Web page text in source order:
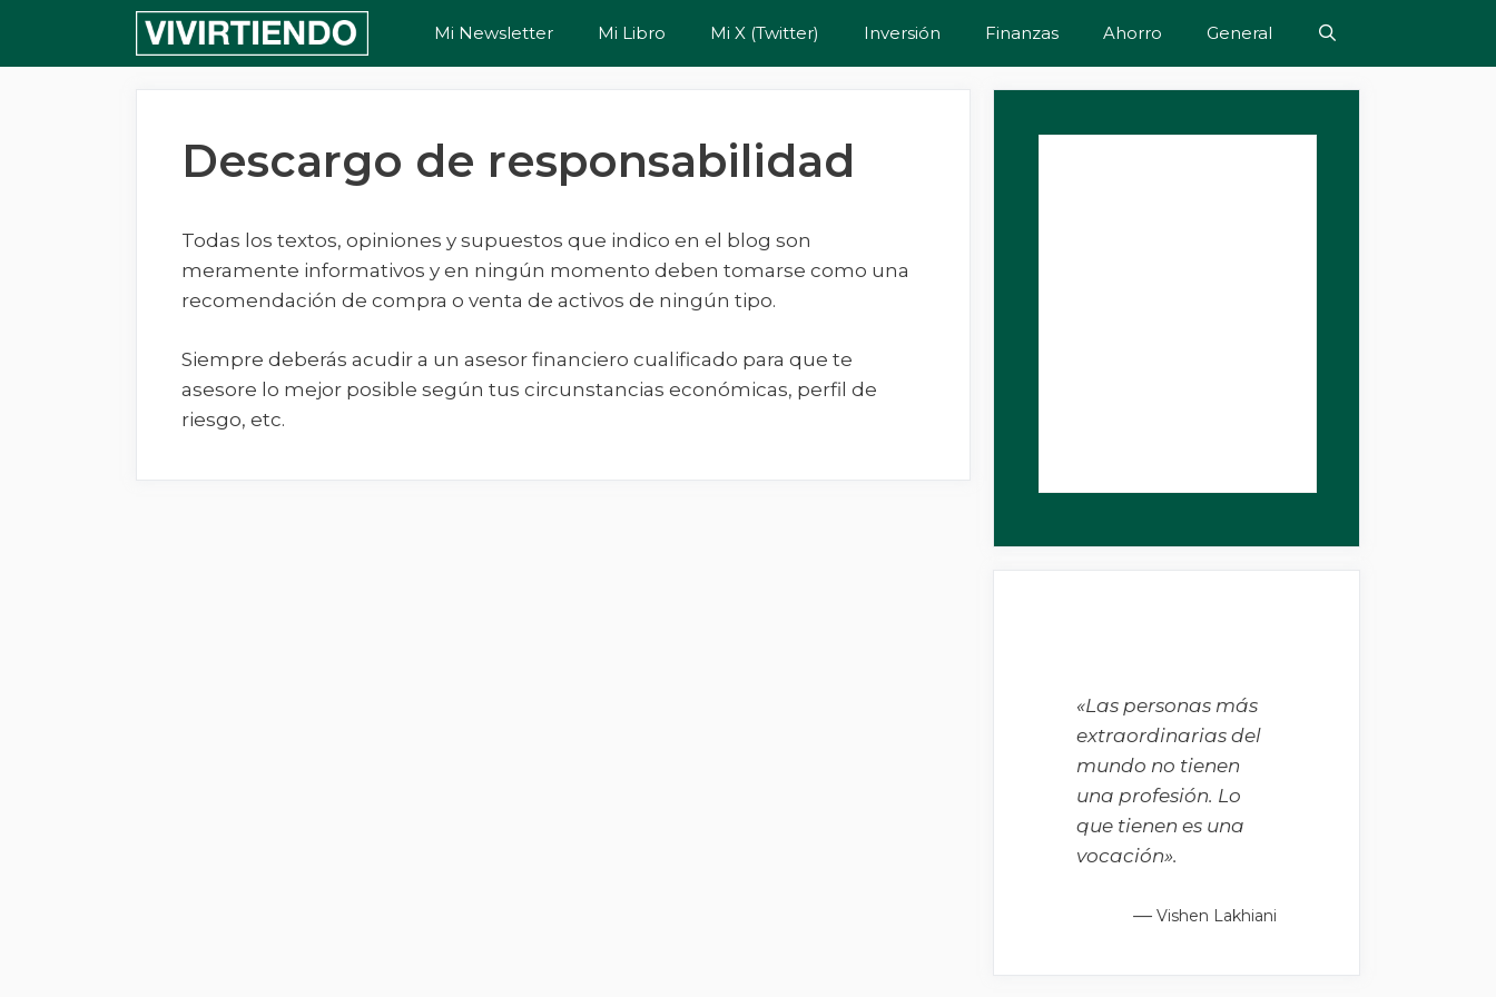
contenido
Mi Newsletter Mi Libro Mi X (Twitter) Inversión Finanzas Ahorro General
Descargo de responsabilidad
Todas los textos, opiniones y supuestos que indico en el blog son
meramente informativos y en ningún momento deben tomarse como una
recomendación de compra o venta de activos de ningún tipo.
Siempre deberás acudir a un asesor financiero cualificado para que te
asesore lo mejor posible según tus circunstancias económicas, perfil de
riesgo, etc.
«Las personas más
extraordinarias del
mundo no tienen
una profesión. Lo
que tienen es una
vocación».
— Vishen Lakhiani